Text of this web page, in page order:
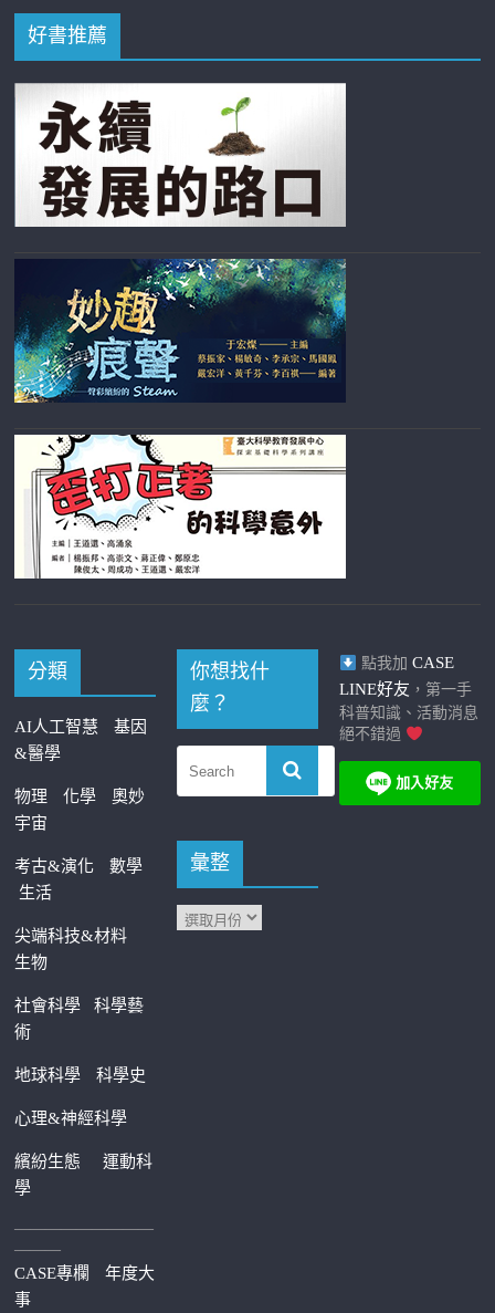
好書推薦
分類
AI人工智慧
基因
&醫學
物理 化學
奧妙
宇宙
考古&演化
數學
生活
尖端科技&材料
生物
社會科學科學藝
術
地球科學 科學史
心理&神經科學
繽紛生態運動科
學
—————————
———
CASE專欄
年度大
事
你想找什
麼？
彙整
點我加 CASE
LINE好友 ，第一手
科普知識、活動消息
絕不錯過